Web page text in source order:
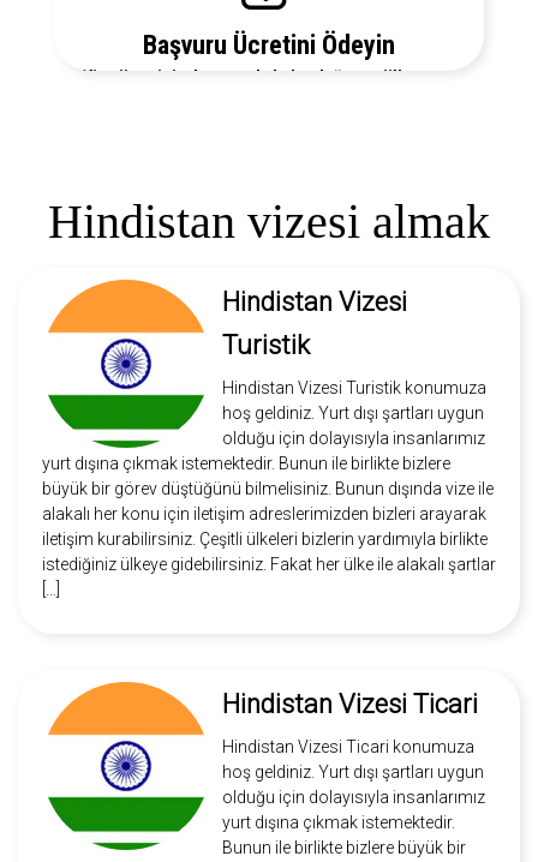
Başvuru Ücretini Ödeyin
Vize ücretiniz, başvuruda bulunduğunuz ülkeye ve
Hindistan vizesi almak
Hindistan Vizesi
Turistik
Hindistan Vizesi Turistik konumuza
hoş geldiniz. Yurt dışı şartları uygun
olduğu için dolayısıyla insanlarımız
yurt dışına çıkmak istemektedir. Bunun ile birlikte bizlere
büyük bir görev düştüğünü bilmelisiniz. Bunun dışında vize ile
alakalı her konu için iletişim adreslerimizden bizleri arayarak
iletişim kurabilirsiniz. Çeşitli ülkeleri bizlerin yardımıyla birlikte
istediğiniz ülkeye gidebilirsiniz. Fakat her ülke ile alakalı şartlar
Hindistan Vizesi Ticari
Hindistan Vizesi Ticari konumuza
hoş geldiniz. Yurt dışı şartları uygun
olduğu için dolayısıyla insanlarımız
yurt dışına çıkmak istemektedir.
Bunun ile birlikte bizlere büyük bir